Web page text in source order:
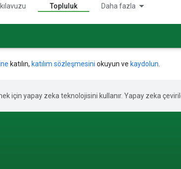
kılavuzu Topluluk Daha fazla
katılın, katılım sözleşmesini okuyun ve kaydolun
için yapay zeka teknolojisini kullanır. Yapay zeka